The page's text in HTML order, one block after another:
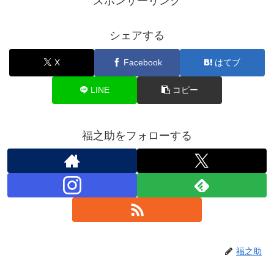
シェアする
X Facebook はてブ
LINE コピー
福之助をフォローする
福之助